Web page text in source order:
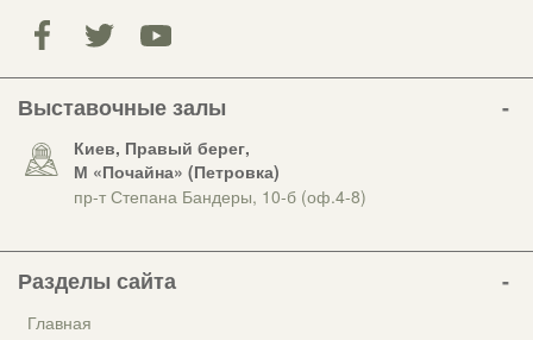
Выставочные залы
Киев, Правый берег,
М «Почайна» (Петровка)
пр-т Степана Бандеры, 10-б (оф.4-8)
Разделы сайта
Главная